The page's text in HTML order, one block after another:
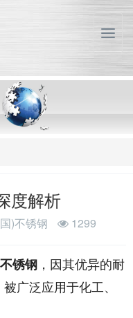
T
o
g
n
n
度解析
)不锈钢 1299
锈钢 ，因其优异的耐
广泛应用于化工、